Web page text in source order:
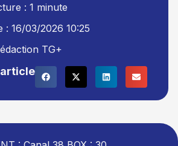
: 1 minute
: 16/03/2026 10:25
TG+